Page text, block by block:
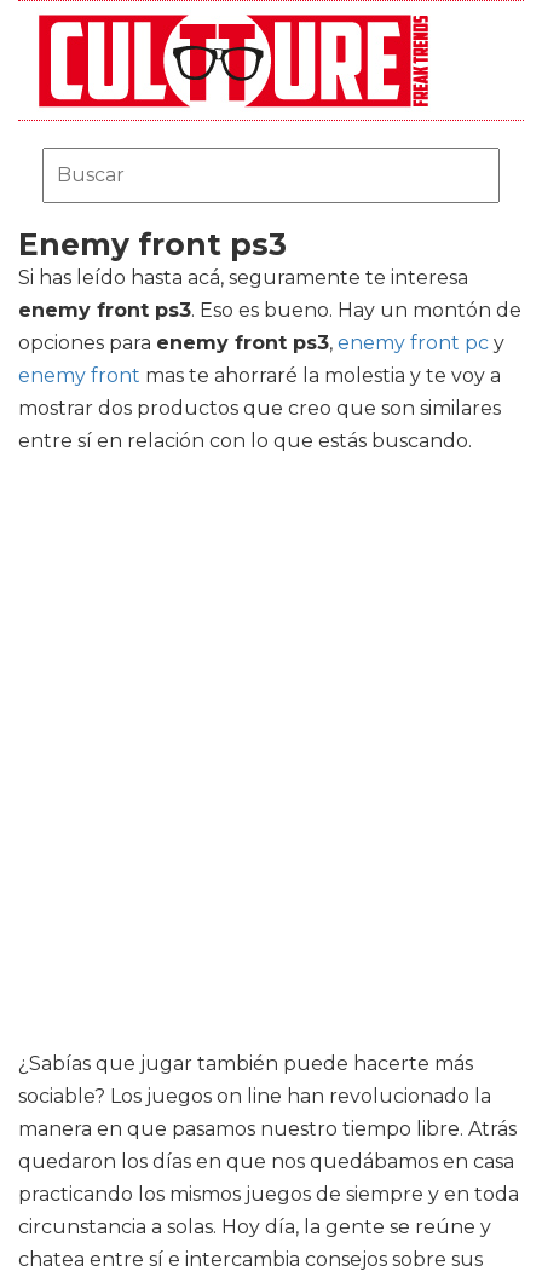
Enemy front ps3
Si has leído hasta acá, seguramente te interesa
enemy front ps3. Eso es bueno. Hay un montón de
opciones para enemy front ps3, enemy front pc y
enemy front mas te ahorraré la molestia y te voy a
mostrar dos productos que creo que son similares
entre sí en relación con lo que estás buscando.
¿Sabías que jugar también puede hacerte más
sociable? Los juegos on line han revolucionado la
manera en que pasamos nuestro tiempo libre. Atrás
quedaron los días en que nos quedábamos en casa
practicando los mismos juegos de siempre y en toda
circunstancia a solas. Hoy día, la gente se reúne y
chatea entre sí e intercambia consejos sobre sus